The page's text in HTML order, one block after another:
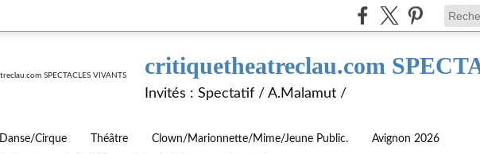
critiquetheatreclau.com
Invités : Spectatif / A.Malamut /
Danse/Cirque Théâtre Clown/Marionnette/Mime/Jeune Public. Avignon 2026